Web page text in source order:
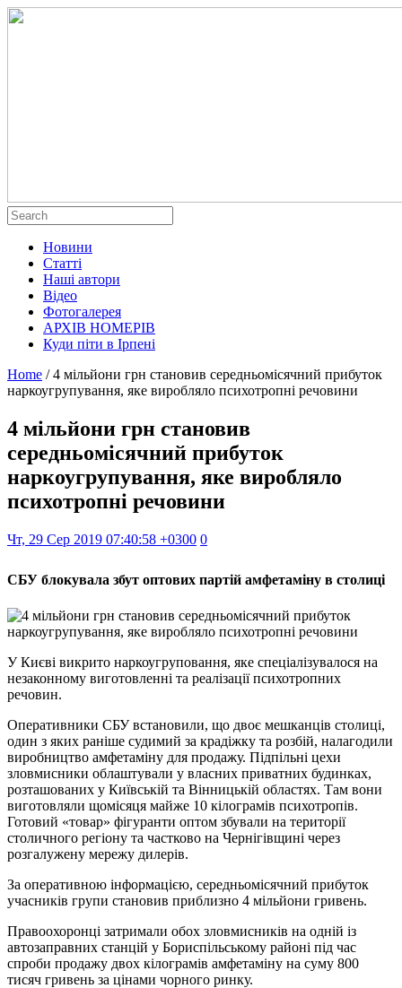
Новини
Статті
Наші автори
Відео
Фотогалерея
АРХІВ НОМЕРІВ
Куди піти в Ірпені
Home / 4 мільйони грн становив середньомісячний прибуток
наркоугрупування, яке виробляло психотропні речовини
4 мільйони грн становив
середньомісячний прибуток
наркоугрупування, яке виробляло
психотропні речовини
Чт, 29 Сер 2019 07:40:58 +0300 0
СБУ блокувала збут оптових партій амфетаміну в столиці
У Києві викрито наркоугруповання, яке спеціалізувалося на
незаконному виготовленні та реалізації психотропних
речовин.
Оперативники СБУ встановили, що двоє мешканців столиці,
один з яких раніше судимий за крадіжку та розбій, налагодили
виробництво амфетаміну для продажу. Підпільні цехи
зловмисники облаштували у власних приватних будинках,
розташованих у Київській та Вінницькій областях. Там вони
виготовляли щомісяця майже 10 кілограмів психотропів.
Готовий «товар» фігуранти оптом збували на території
столичного регіону та частково на Чернігівщині через
розгалужену мережу дилерів.
За оперативною інформацією, середньомісячний прибуток
учасників групи становив приблизно 4 мільйони гривень.
Правоохоронці затримали обох зловмисників на одній із
автозаправних станцій у Бориспільському районі під час
спроби продажу двох кілограмів амфетаміну на суму 800
тисяч гривень за цінами чорного ринку.